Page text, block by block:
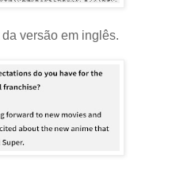
versão em inglês.